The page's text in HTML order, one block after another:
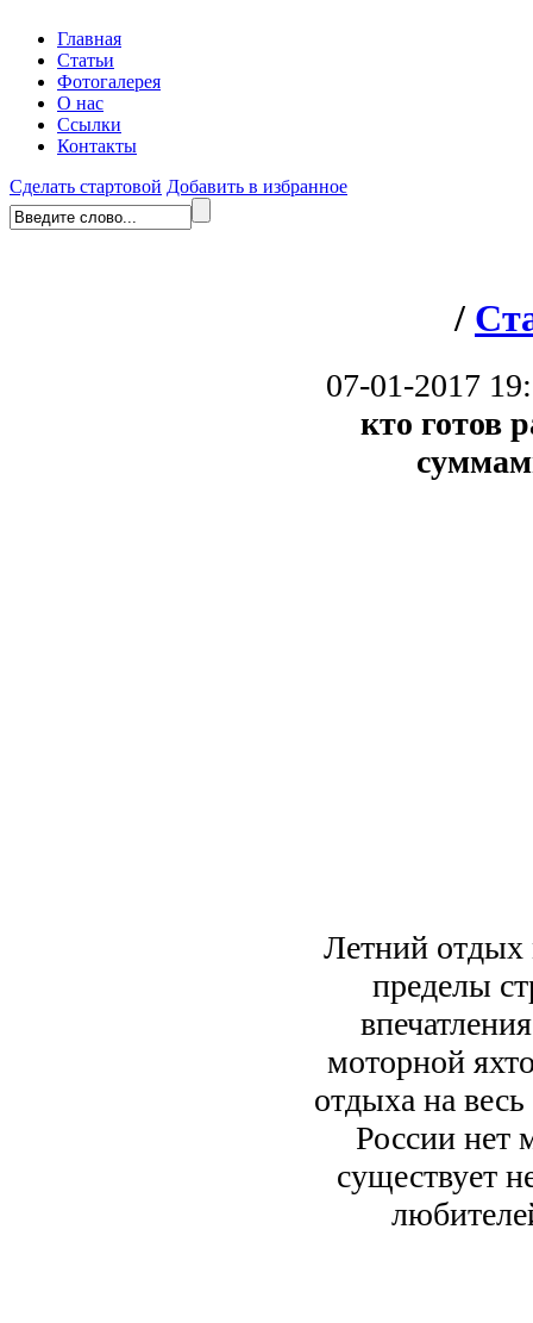
Главная
Статьи
Фотогалерея
О нас
Ссылки
Контакты
Сделать стартовой Добавить в избранное
/
07-01-2017
кто готов
Летний отдых
пределы
моторной
отдыха на
России нет
существует